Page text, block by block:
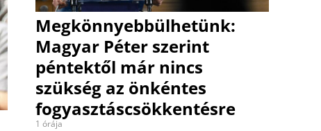
Megkönnyebbülhetünk:
Magyar Péter szerint
péntektől már nincs
szükség az önkéntes
fogyasztáscsökkentésre
1 órája